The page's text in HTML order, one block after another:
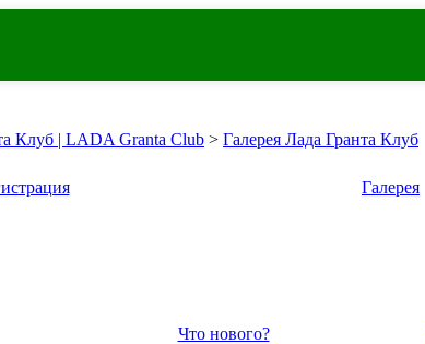
Клуб | LADA Granta Club > Галерея Лада Гранта Клуб
Галерея
Что нового?